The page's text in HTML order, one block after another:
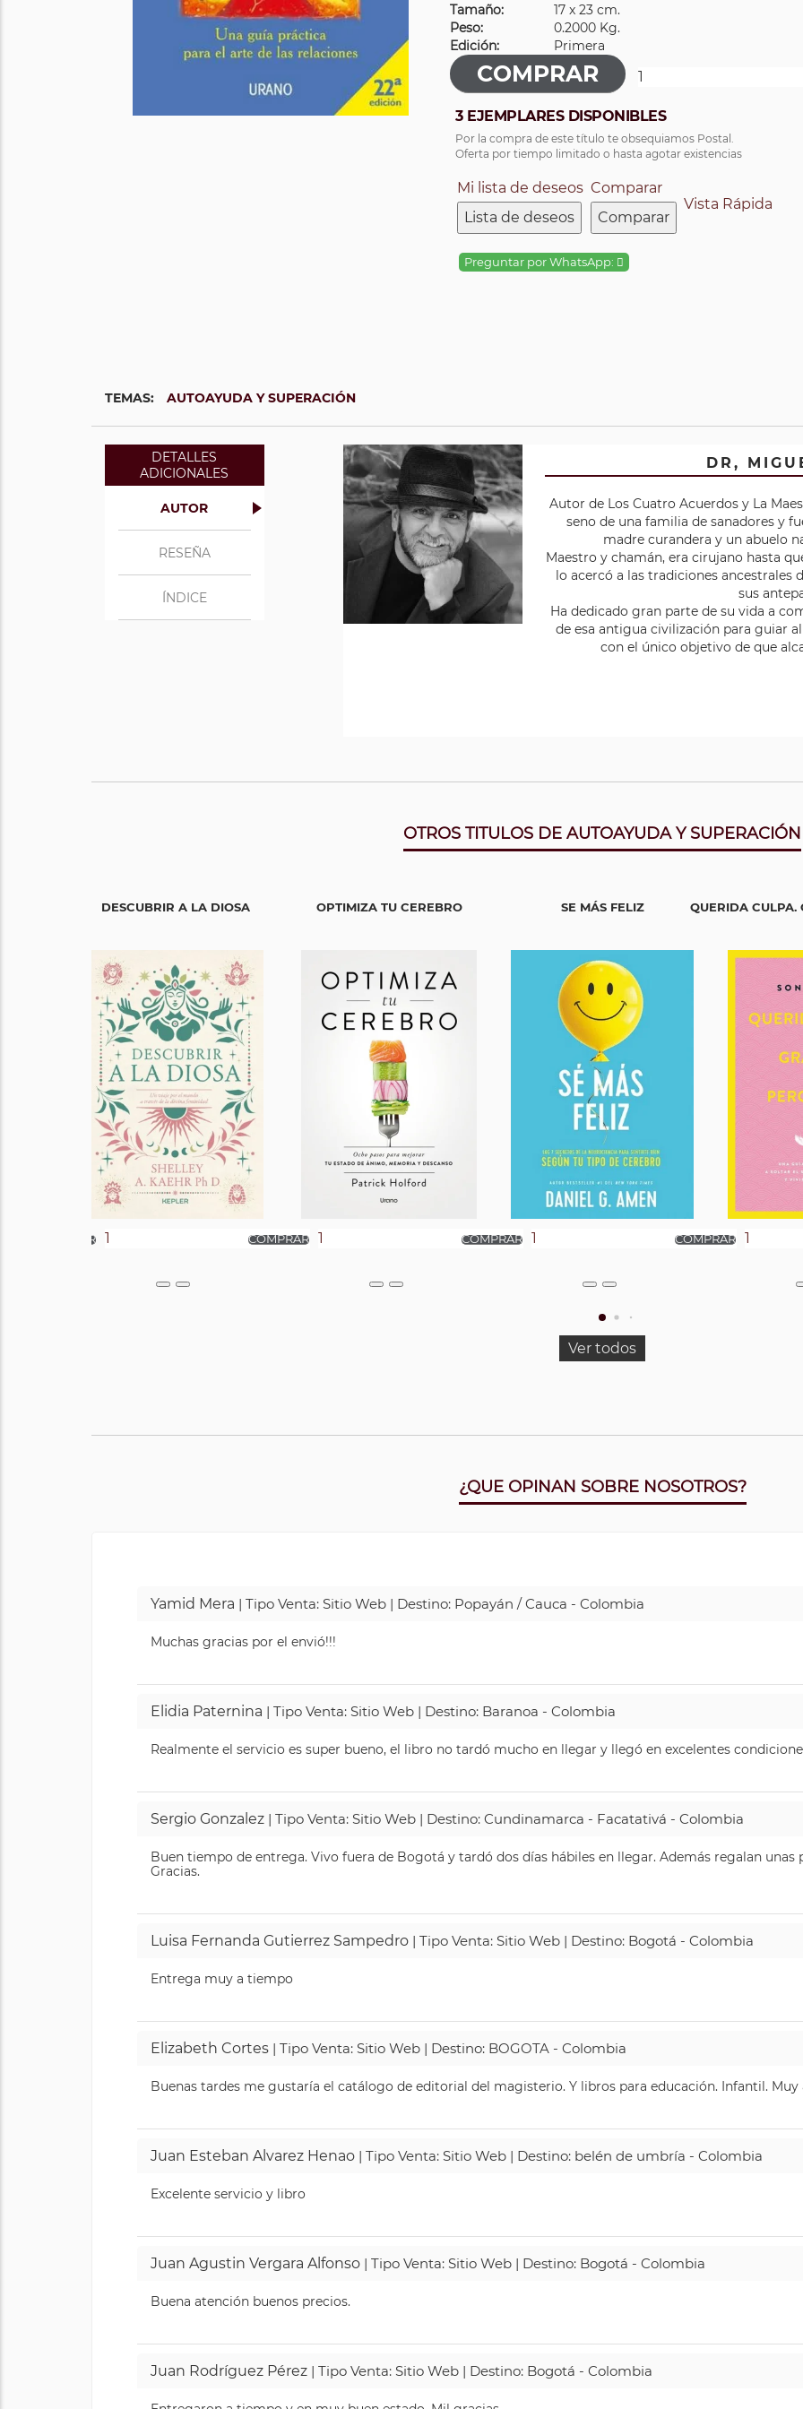
Tamaño:
17 x 23 cm.
Peso:
0.2000 Kg.
Edición:
Primera
3 EJEMPLARES DISPONIBLES
Por la compra de este título te obsequiamos Postal.
Oferta por tiempo limitado o hasta agotar existencias
Mi lista de deseos
Lista de deseos
Comparar
Comparar
Vista Rápida
Preguntar por WhatsApp:
TEMAS: AUTOAYUDA Y SUPERACIÓN
DETALLES
ADICIONALES
AUTOR
RESEÑA
ÍNDICE
DR,
Autor de Los Cuatro Acuerdos y La
seno de una familia de sanadores y
madre curandera y un abuelo
Maestro y chamán, era cirujano hasta
lo acercó a las tradiciones ancestrales
sus
Ha dedicado gran parte de su vida a
de esa antigua civilización para guiar
con el único objetivo de que
OTROS TITULOS DE AUTOAYUDA Y SUPERACIÓN
DESCUBRIR A LA DIOSA OPTIMIZA TU CEREBRO SE MÁS FELIZ QUERIDA CULPA.
Ver todos
¿QUE OPINAN SOBRE NOSOTROS?
Yamid Mera | Tipo Venta: Sitio Web | Destino: Popayán / Cauca - Colombia
Muchas gracias por el envió!!!
Elidia Paternina | Tipo Venta: Sitio Web | Destino: Baranoa - Colombia
Realmente el servicio es super bueno, el libro no tardó mucho en llegar y llegó en excelentes
Sergio Gonzalez | Tipo Venta: Sitio Web | Destino: Cundinamarca - Facatativá - Colombia
Buen tiempo de entrega. Vivo fuera de Bogotá y tardó dos días hábiles en llegar. Además regalan unas
Gracias.
Luisa Fernanda Gutierrez Sampedro | Tipo Venta: Sitio Web | Destino: Bogotá - Colombia
Entrega muy a tiempo
Elizabeth Cortes | Tipo Venta: Sitio Web | Destino: BOGOTA - Colombia
Buenas tardes me gustaría el catálogo de editorial del magisterio. Y libros para educación. Infantil. Muy
Juan Esteban Alvarez Henao | Tipo Venta: Sitio Web | Destino: belén de umbría - Colombia
Excelente servicio y libro
Juan Agustin Vergara Alfonso | Tipo Venta: Sitio Web | Destino: Bogotá - Colombia
Buena atención buenos precios.
Juan Rodríguez Pérez | Tipo Venta: Sitio Web | Destino: Bogotá - Colombia